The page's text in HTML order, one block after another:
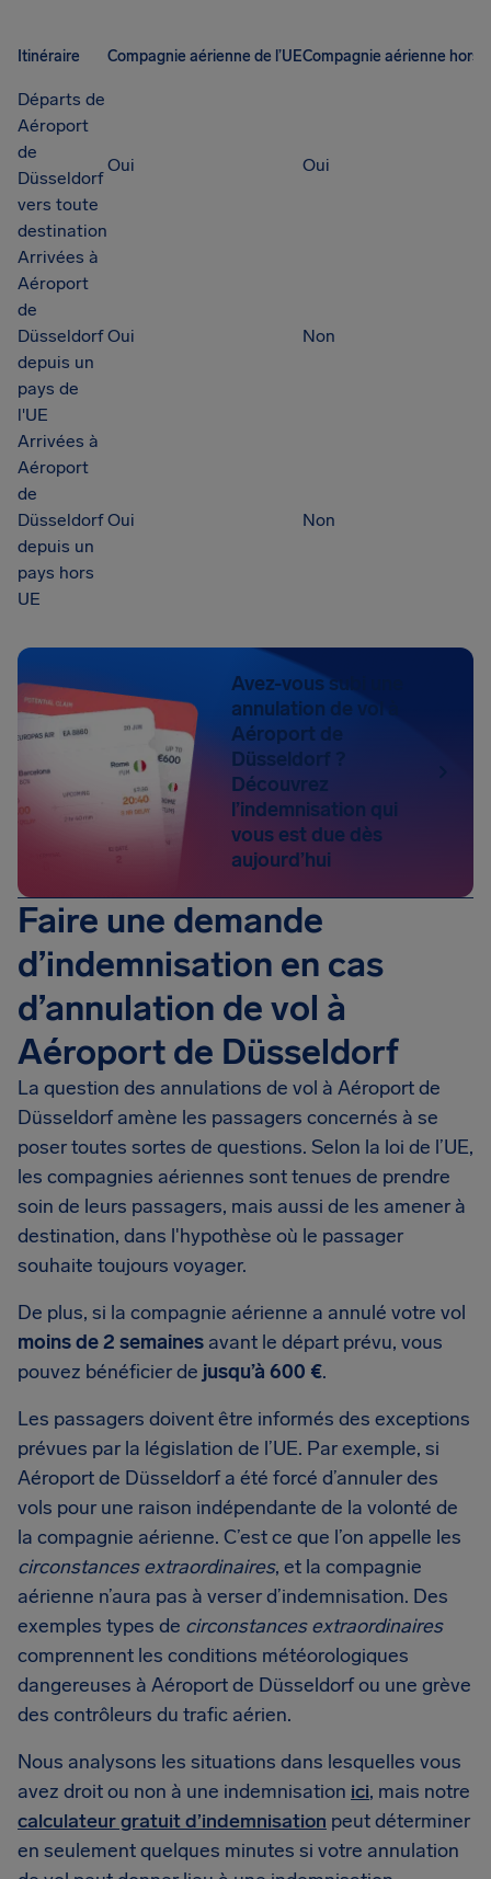
Itinéraire Compagnie aérienne de l’UECompagnie aérienne hors
Départs de
Aéroport
de
Düsseldorf
vers toute
destination
Oui Oui
Arrivées à
Aéroport
de
Düsseldorf
depuis un
pays de
l'UE
Oui Non
Arrivées à
Aéroport
de
Düsseldorf
depuis un
pays hors
UE
Oui Non
Avez-vous subi une
annulation de vol à
Aéroport de
Düsseldorf ?
Découvrez
l’indemnisation qui
vous est due dès
aujourd’hui
Faire une demande
d’indemnisation en cas
d’annulation de vol à
Aéroport de Düsseldorf
La question des annulations de vol à Aéroport de
Düsseldorf amène les passagers concernés à se
poser toutes sortes de questions. Selon la loi de l’UE,
les compagnies aériennes sont tenues de prendre
soin de leurs passagers, mais aussi de les amener à
destination, dans l'hypothèse où le passager
souhaite toujours voyager.
De plus, si la compagnie aérienne a annulé votre vol
moins de 2 semaines avant le départ prévu, vous
pouvez bénéficier de jusqu’à 600 €.
Les passagers doivent être informés des exceptions
prévues par la législation de l’UE. Par exemple, si
Aéroport de Düsseldorf a été forcé d’annuler des
vols pour une raison indépendante de la volonté de
la compagnie aérienne. C’est ce que l’on appelle les
circonstances extraordinaires, et la compagnie
aérienne n’aura pas à verser d’indemnisation. Des
exemples types de circonstances extraordinaires
comprennent les conditions météorologiques
dangereuses à Aéroport de Düsseldorf ou une grève
des contrôleurs du trafic aérien.
Nous analysons les situations dans lesquelles vous
avez droit ou non à une indemnisation ici, mais notre
calculateur gratuit d’indemnisation peut déterminer
en seulement quelques minutes si votre annulation